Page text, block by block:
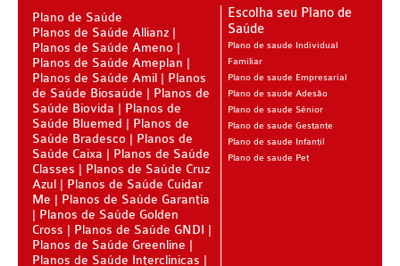
BLUE MED PLANO DE SAÚDE INFANTIL
CLASSES PLANO DE SAÚDE INFANTIL
CUIDAR ME PLANO DE SAÚDE INFANTIL
GARANTIA GS PLANO DE SAÚDE INFANTIL
GNDI PLANO DE SAÚDE INFANTIL
KIPP PLANO DE SAÚDE INFANTIL
MEDICAL HEALTH PLANO DE SAÚDE INFANTIL
MED TOUR PLANO DE SAÚDE INFANTIL
Plano de Saúde
Planos de Saúde Allianz
Planos de Saúde Ameno
Planos de Saúde Ameplan
Planos de Saúde Amil
Planos
de Saúde Biosaúde
Planos de
Saúde Biovida
Planos de
Saúde Bluemed
Planos de
Saúde Bradesco
Planos de
Saúde Caixa
Planos de Saúde
Classes
Planos de Saúde Cruz
Azul
Planos de Saúde Cuidar
Me
Planos de Saúde Garantia
Planos de Saúde Golden
Cross
Planos de Saúde GNDI
Planos de Saúde Greenline
Planos de Saúde Interclinicas
Escolha seu Plano de
Saúde
Plano de saude Individual
Familiar
Plano de saude Empresarial
Plano de saude Adesão
Plano de saude Sênior
Plano de saude Gestante
Plano de saude Infantil
Plano de saude Pet